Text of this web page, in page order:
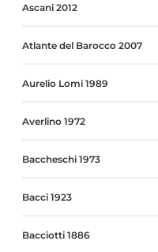
Ascani 2012
Atlante del Barocco 2007
Aurelio Lomi 1989
Averlino 1972
Baccheschi 1973
Bacci 1923
Bacciotti 1886